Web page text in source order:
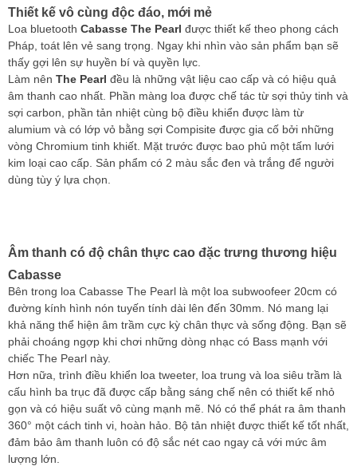
Thiết kế vô cùng độc đáo, mới mẻ
Loa bluetooth Cabasse The Pearl được thiết kế theo phong cách
Pháp, toát lên vẻ sang trọng. Ngay khi nhìn vào sản phẩm bạn sẽ
thấy gợi lên sự huyền bí và quyền lực.
Làm nên The Pearl đều là những vật liệu cao cấp và có hiệu quả
âm thanh cao nhất. Phần màng loa được chế tác từ sợi thủy tinh và
sợi carbon, phần tản nhiệt cùng bộ điều khiển được làm từ
alumium và có lớp vỏ bằng sợi Compisite được gia cố bởi những
vòng Chromium tinh khiết. Mặt trước được bao phủ một tấm lưới
kim loại cao cấp. Sản phẩm có 2 màu sắc đen và trắng để người
dùng tùy ý lựa chọn.
Âm thanh có độ chân thực cao đặc trưng thương hiệu
Cabasse
Bên trong loa Cabasse The Pearl là một loa subwoofeer 20cm có
đường kính hình nón tuyến tính dài lên đến 30mm. Nó mang lại
khả năng thể hiện âm trầm cực kỳ chân thực và sống động. Bạn sẽ
phải choáng ngợp khi chơi những dòng nhạc có Bass mạnh với
chiếc The Pearl này.
Hơn nữa, trình điều khiển loa tweeter, loa trung và loa siêu trầm là
cấu hình ba trục đã được cấp bằng sáng chế nên có thiết kế nhỏ
gọn và có hiệu suất vô cùng mạnh mẽ. Nó có thể phát ra âm thanh
360° một cách tinh vi, hoàn hảo. Bộ tản nhiệt được thiết kế tốt nhất,
đảm bảo âm thanh luôn có độ sắc nét cao ngay cả với mức âm
lượng lớn.